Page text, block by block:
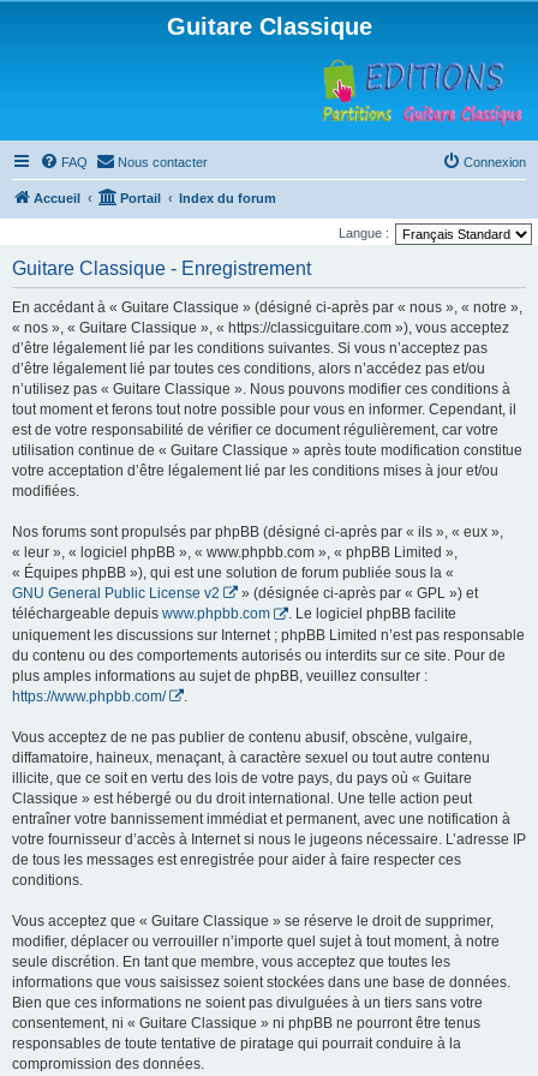
Guitare Classique
FAQ Nous contacter Connexion
Accueil Portail Index du forum
Langue :
Guitare Classique - Enregistrement
En accédant à « Guitare Classique » (désigné ci-après par « nous », « notre »,
« nos », « Guitare Classique », « https://classicguitare.com »), vous acceptez
d’être légalement lié par les conditions suivantes. Si vous n’acceptez pas
d’être légalement lié par toutes ces conditions, alors n’accédez pas et/ou
n’utilisez pas « Guitare Classique ». Nous pouvons modifier ces conditions à
tout moment et ferons tout notre possible pour vous en informer. Cependant, il
est de votre responsabilité de vérifier ce document régulièrement, car votre
utilisation continue de « Guitare Classique » après toute modification constitue
votre acceptation d’être légalement lié par les conditions mises à jour et/ou
modifiées.
Nos forums sont propulsés par phpBB (désigné ci-après par « ils », « eux »,
« leur », « logiciel phpBB », « www.phpbb.com », « phpBB Limited »,
« Équipes phpBB »), qui est une solution de forum publiée sous la «
GNU General Public License v2
» (désignée ci-après par « GPL ») et
téléchargeable depuis www.phpbb.com
. Le logiciel phpBB facilite
uniquement les discussions sur Internet ; phpBB Limited n’est pas responsable
du contenu ou des comportements autorisés ou interdits sur ce site. Pour de
plus amples informations au sujet de phpBB, veuillez consulter :
https://www.phpbb.com/
Vous acceptez de ne pas publier de contenu abusif, obscène, vulgaire,
diffamatoire, haineux, menaçant, à caractère sexuel ou tout autre contenu
illicite, que ce soit en vertu des lois de votre pays, du pays où « Guitare
Classique » est hébergé ou du droit international. Une telle action peut
entraîner votre bannissement immédiat et permanent, avec une notification à
votre fournisseur d’accès à Internet si nous le jugeons nécessaire. L’adresse IP
de tous les messages est enregistrée pour aider à faire respecter ces
conditions.
Vous acceptez que « Guitare Classique » se réserve le droit de supprimer,
modifier, déplacer ou verrouiller n’importe quel sujet à tout moment, à notre
seule discrétion. En tant que membre, vous acceptez que toutes les
informations que vous saisissez soient stockées dans une base de données.
Bien que ces informations ne soient pas divulguées à un tiers sans votre
consentement, ni « Guitare Classique » ni phpBB ne pourront être tenus
responsables de toute tentative de piratage qui pourrait conduire à la
compromission des données.